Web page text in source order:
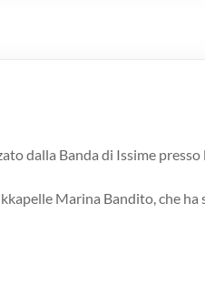
dalla Banda di Issime
Marina Bandito, che